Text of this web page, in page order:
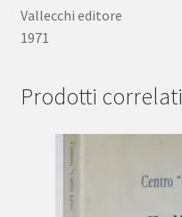
Vallecchi editore
1971
Prodotti correlati